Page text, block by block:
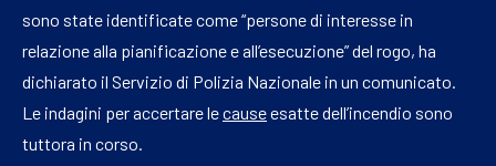
sono state identificate come “persone di interesse in
relazione alla pianificazione e all’esecuzione” del rogo, ha
dichiarato il Servizio di Polizia Nazionale in un comunicato.
Le indagini per accertare lecauseesatte dell’incendio sono
tuttora in corso.